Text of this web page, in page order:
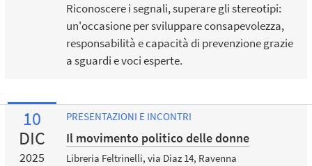
Riconoscere i segnali, superare gli stereotipi:
un'occasione per sviluppare consapevolezza,
responsabilità e capacità di prevenzione grazie
a sguardi e voci esperte.
10
DIC
2025
PRESENTAZIONI E INCONTRI
Il movimento politico delle donne
Libreria Feltrinelli, via Diaz 14, Ravenna